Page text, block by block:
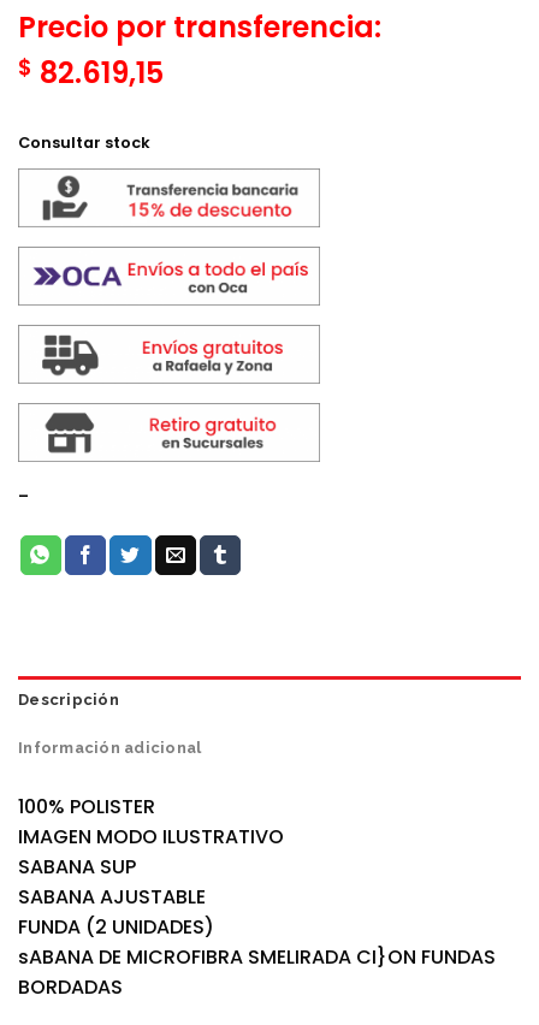
Precio por transferencia:
$ 82.619,15
Consultar stock
-
Descripción
Información adicional
100% POLISTER
IMAGEN MODO ILUSTRATIVO
SABANA SUP
SABANA AJUSTABLE
FUNDA (2 UNIDADES)
sABANA DE MICROFIBRA SMELIRADA CI}ON FUNDAS
BORDADAS